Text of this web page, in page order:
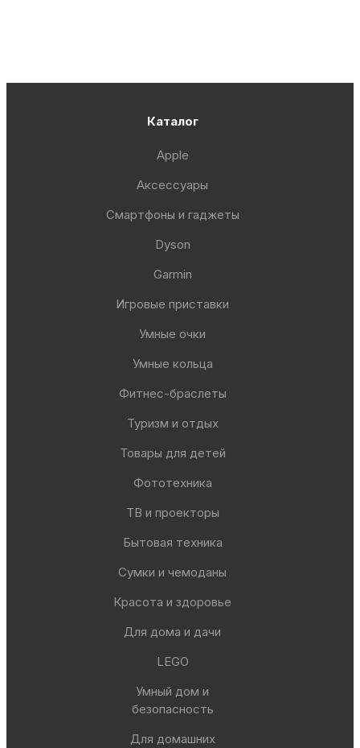
Каталог
Apple
Аксессуары
Смартфоны и гаджеты
Dyson
Garmin
Игровые приставки
Умные очки
Умные кольца
Фитнес-браслеты
Туризм и отдых
Товары для детей
Фототехника
ТВ и проекторы
Бытовая техника
Сумки и чемоданы
Красота и здоровье
Для дома и дачи
LEGO
Умный дом и
безопасность
Для домашних